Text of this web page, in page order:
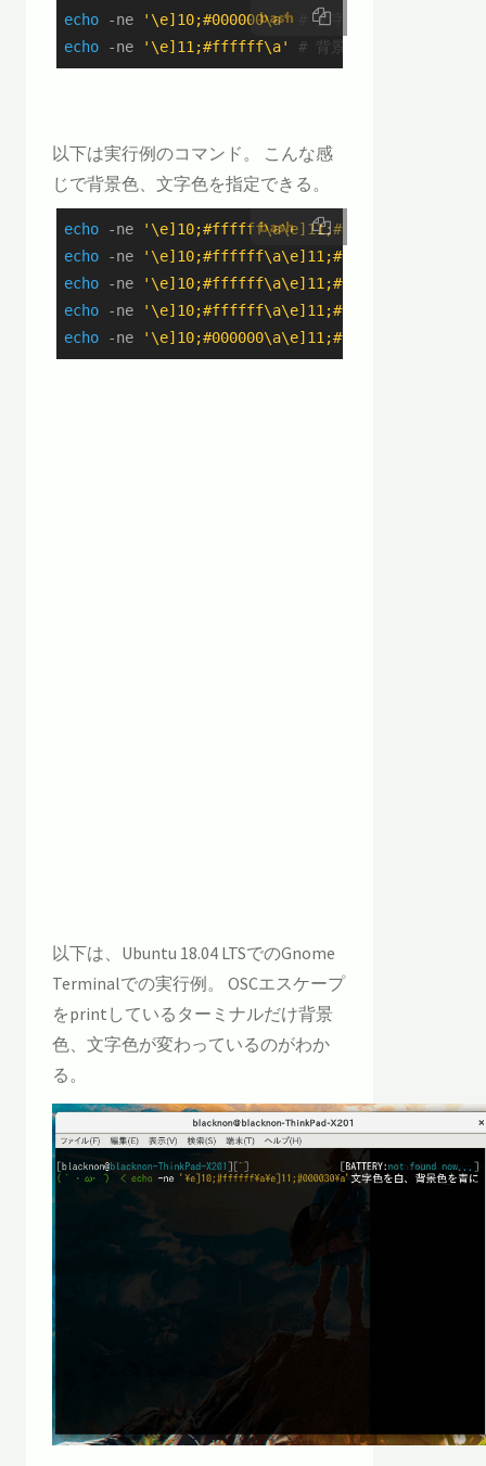
bash
echo -ne '\e]10;#000000\a'
# 文字色を変更
echo -ne '\e]11;#ffffff\a' # 背景色を変更
以下は実行例のコマンド。 こんな感
じで背景色、文字色を指定できる。
bash
echo -ne
'\e]10;#ffffff\a\e]11;#000000\a'
echo -ne
'\e]10;#ffffff\a\e]11;#300000\a'
echo -ne
'\e]10;#ffffff\a\e]11;#003000\a'
echo -ne
'\e]10;#ffffff\a\e]11;#000030\a'
echo -ne '\e]10;#000000\a\e]11;#ffffff\a'
以下は、Ubuntu 18.04 LTSでのGnome
Terminalでの実行例。 OSCエスケープ
をprintしているターミナルだけ背景
色、文字色が変わっているのがわか
る。